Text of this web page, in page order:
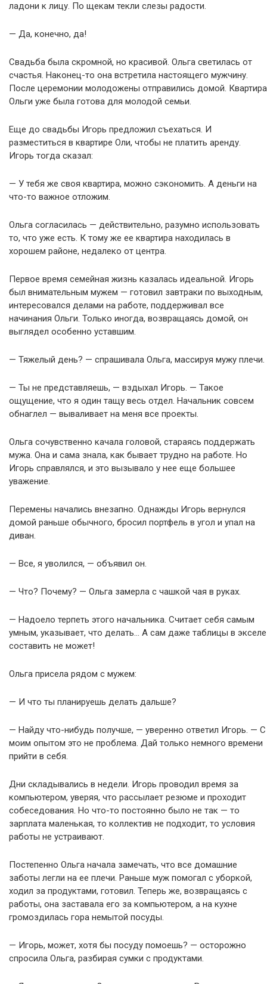
ладони к лицу. По щекам текли слезы радости.
— Да, конечно, да!
Свадьба была скромной, но красивой. Ольга светилась от
счастья. Наконец-то она встретила настоящего мужчину.
После церемонии молодожены отправились домой. Квартира
Ольги уже была готова для молодой семьи.
Еще до свадьбы Игорь предложил съехаться. И
разместиться в квартире Оли, чтобы не платить аренду.
Игорь тогда сказал:
— У тебя же своя квартира, можно сэкономить. А деньги на
что-то важное отложим.
Ольга согласилась — действительно, разумно использовать
то, что уже есть. К тому же ее квартира находилась в
хорошем районе, недалеко от центра.
Первое время семейная жизнь казалась идеальной. Игорь
был внимательным мужем — готовил завтраки по выходным,
интересовался делами на работе, поддерживал все
начинания Ольги. Только иногда, возвращаясь домой, он
выглядел особенно уставшим.
— Тяжелый день? — спрашивала Ольга, массируя мужу плечи.
— Ты не представляешь, — вздыхал Игорь. — Такое
ощущение, что я один тащу весь отдел. Начальник совсем
обнаглел — вываливает на меня все проекты.
Ольга сочувственно качала головой, стараясь поддержать
мужа. Она и сама знала, как бывает трудно на работе. Но
Игорь справлялся, и это вызывало у нее еще большее
уважение.
Перемены начались внезапно. Однажды Игорь вернулся
домой раньше обычного, бросил портфель в угол и упал на
диван.
— Все, я уволился, — объявил он.
— Что? Почему? — Ольга замерла с чашкой чая в руках.
— Надоело терпеть этого начальника. Считает себя самым
умным, указывает, что делать… А сам даже таблицы в экселе
составить не может!
Ольга присела рядом с мужем:
— И что ты планируешь делать дальше?
— Найду что-нибудь получше, — уверенно ответил Игорь. — С
моим опытом это не проблема. Дай только немного времени
прийти в себя.
Дни складывались в недели. Игорь проводил время за
компьютером, уверяя, что рассылает резюме и проходит
собеседования. Но что-то постоянно было не так — то
зарплата маленькая, то коллектив не подходит, то условия
работы не устраивают.
Постепенно Ольга начала замечать, что все домашние
заботы легли на ее плечи. Раньше муж помогал с уборкой,
ходил за продуктами, готовил. Теперь же, возвращаясь с
работы, она заставала его за компьютером, а на кухне
громоздилась гора немытой посуды.
— Игорь, может, хотя бы посуду помоешь? — осторожно
спросила Ольга, разбирая сумки с продуктами.